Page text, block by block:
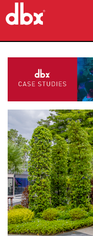
Casi di studio
dove acquistare
formazione
supporto
Lingua/Regione